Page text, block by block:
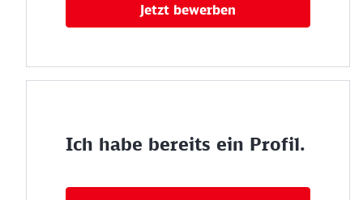
Jetzt bewerben
Ich habe bereits ein Profil.